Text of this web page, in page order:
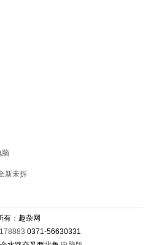
新未拆
有：趣杂网
0371-56630331